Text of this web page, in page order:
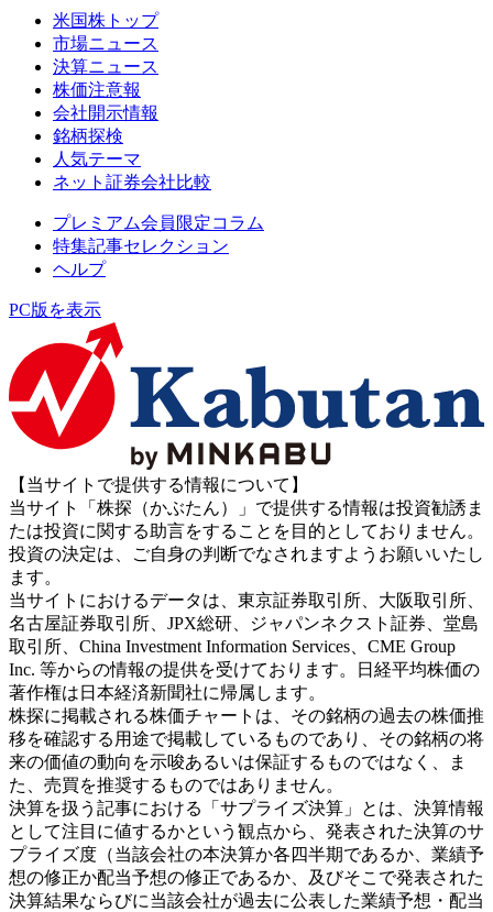
米国株トップ
市場ニュース
決算ニュース
株価注意報
会社開示情報
銘柄探検
人気テーマ
ネット証券会社比較
プレミアム会員限定コラム
特集記事セレクション
ヘルプ
PC版を表示
【当サイトで提供する情報について】
当サイト「株探（かぶたん）」で提供する情報は投資勧誘ま
たは投資に関する助言をすることを目的としておりません。
投資の決定は、ご自身の判断でなされますようお願いいたし
ます。
当サイトにおけるデータは、東京証券取引所、大阪取引所、
名古屋証券取引所、JPX総研、ジャパンネクスト証券、堂島
取引所、China Investment Information Services、CME Group
Inc. 等からの情報の提供を受けております。日経平均株価の
著作権は日本経済新聞社に帰属します。
株探に掲載される株価チャートは、その銘柄の過去の株価推
移を確認する用途で掲載しているものであり、その銘柄の将
来の価値の動向を示唆あるいは保証するものではなく、ま
た、売買を推奨するものではありません。
決算を扱う記事における「サプライズ決算」とは、決算情報
として注目に値するかという観点から、発表された決算のサ
プライズ度（当該会社の本決算か各四半期であるか、業績予
想の修正か配当予想の修正であるか、及びそこで発表された
決算結果ならびに当該会社が過去に公表した業績予想・配当